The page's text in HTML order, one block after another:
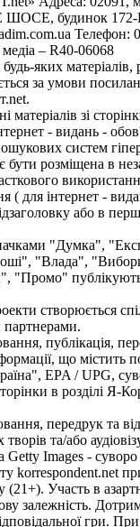
будинок 172-
Телефон:
медіа – R40-06068
яких
за умови
матеріалів зі
- видань -
систем
розміщена в
( для інтернет -
або в
"Думка",
"Влада",
"Промо"
створюється
публікація,
що містить
EPA / UPG,
в розділі Я-
передрук та
та/або
Getty Images - суворо
korrespondent.net
(21+). Участь в
залежність.
гри.